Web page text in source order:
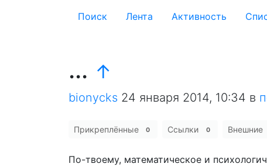
Поиск Лента Активность
... ↑
bionycks 24 января 2014, 10:34 в
Прикреплённые 0 Ссылки 0 Внешние
По-твоему, математическое и